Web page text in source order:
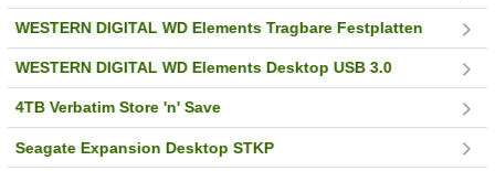
WESTERN DIGITAL WD Elements Tragbare Festplatten
WESTERN DIGITAL WD Elements Desktop USB 3.0
4TB Verbatim Store 'n' Save
Seagate Expansion Desktop STKP